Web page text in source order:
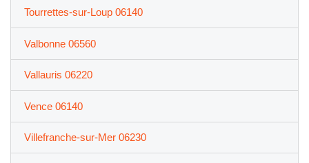
Tourrettes-sur-Loup 06140
Valbonne 06560
Vallauris 06220
Vence 06140
Villefranche-sur-Mer 06230